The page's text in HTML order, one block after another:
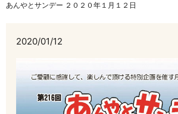
あんやとサンデー ２０２０年１月１２日
2020/01/12